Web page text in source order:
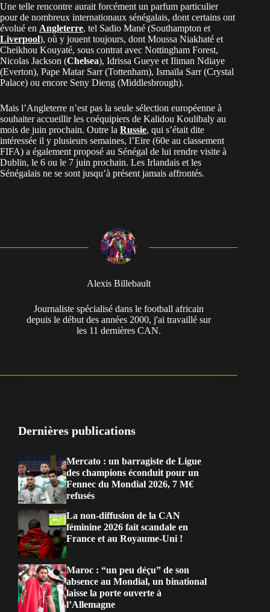
Une telle rencontre aurait forcément un parfum particulier
pour de nombreux internationaux sénégalais, dont certains ont
évolué en Angleterre, tel Sadio Mané (Southampton et
Liverpool), où y jouent toujours, dont Moussa Niakhaté et
Cheikhou Kouyaté, sous contrat avec Nottingham Forest,
Nicolas Jackson (Chelsea), Idrissa Gueye et Iliman Ndiaye
(Everton), Pape Matar Sarr (Tottenham), Ismaïla Sarr (Crystal
Palace) ou encore Seny Dieng (Middlesbrough).
Mais l’Angleterre n’est pas la seule sélection européenne à
souhaiter accueillir les coéquipiers de Kalidou Koulibaly au
mois de juin prochain. Outre la Russie, qui s’était dite
intéressée il y plusieurs semaines, l’Eire (60e au classement
FIFA) a également proposé au Sénégal de lui rendre visite à
Dublin, le 6 ou le 7 juin prochain. Les Irlandais et les
Sénégalais ne se sont jusqu’à présent jamais affrontés.
Alexis Billebault
Journaliste spécialisé dans le football africain
depuis le début des années 2000, j'ai travaillé sur
les 11 dernières CAN.
Dernières publications
Mercato : un barragiste de Ligue
des champions éconduit pour un
Fennec du Mondial 2026, 7 M€
refusés
La non-diffusion de la CAN
féminine 2026 fait scandale en
France et au Royaume-Uni !
Maroc : “un peu déçu” de son
absence au Mondial, un binational
laisse la porte ouverte à
l’Allemagne